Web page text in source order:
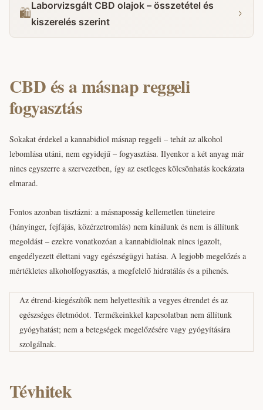
🛍️Laborvizsgált CBD olajok – összetétel és
kiszerelés szerint
CBD és a másnap reggeli
fogyasztás
Sokakat érdekel a kannabidiol másnap reggeli – tehát az alkohol
lebomlása utáni, nem egyidejű – fogyasztása. Ilyenkor a két anyag már
nincs egyszerre a szervezetben, így az esetleges kölcsönhatás kockázata
elmarad.
Fontos azonban tisztázni: a másnaposság kellemetlen tüneteire
(hányinger, fejfájás, közérzetromlás) nem kínálunk és nem is állítunk
megoldást – ezekre vonatkozóan a kannabidiolnak nincs igazolt,
engedélyezett élettani vagy egészségügyi hatása. A legjobb megelőzés a
mértékletes alkoholfogyasztás, a megfelelő hidratálás és a pihenés.
Az étrend-kiegészítők nem helyettesítik a vegyes étrendet és az
egészséges életmódot. Termékeinkkel kapcsolatban nem állítunk
gyógyhatást; nem a betegségek megelőzésére vagy gyógyítására
szolgálnak.
Tévhitek